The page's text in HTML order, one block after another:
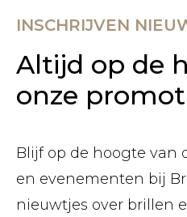
INSCHRIJVEN
Altijd op de
onze
Blijf op de hoogte van
en evenementen bij
nieuwtjes over brillen